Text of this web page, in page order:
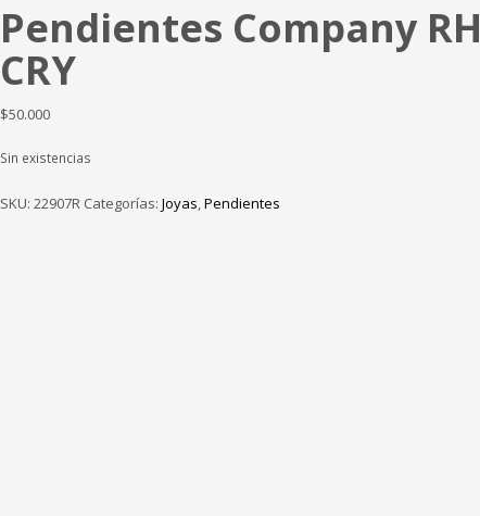
Pendientes Company RH
CRY
$50.000
Sin existencias
SKU: 22907R Categorías: Joyas,Pendientes